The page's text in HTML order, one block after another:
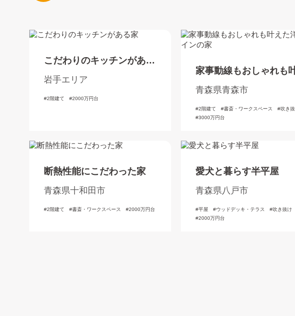
こだわりのキッチンがある
家
岩手エリア
2階建て 2000万円台
家事動線もおしゃれも
た洋風デザインの家
青森県青森市
2階建て 書斎・ワークスペース
吹き
3000万円台
断熱性能にこだわった家
青森県十和田市
2階建て 書斎・ワークスペース 2000万円台
愛犬と暮らす半平屋
青森県八戸市
平屋 ウッドデッキ・テラス
吹き抜け
2000万円台